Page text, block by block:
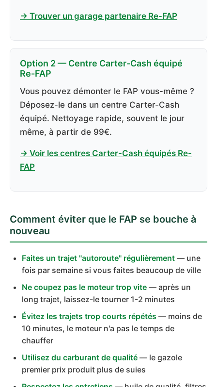
→ Trouver un garage partenaire Re-FAP
Option 2 — Centre Carter-Cash équipé
Re-FAP
Vous pouvez démonter le FAP vous-même ?
Déposez-le dans un centre Carter-Cash
équipé. Nettoyage rapide, souvent le jour
même, à partir de 99€.
→ Voir les centres Carter-Cash équipés Re-
FAP
Comment éviter que le FAP se bouche à
nouveau
Faites un trajet "autoroute" régulièrement — une
fois par semaine si vous faites beaucoup de ville
Ne coupez pas le moteur trop vite — après un
long trajet, laissez-le tourner 1-2 minutes
Évitez les trajets trop courts répétés — moins de
10 minutes, le moteur n'a pas le temps de
chauffer
Utilisez du carburant de qualité — le gazole
premier prix produit plus de suies